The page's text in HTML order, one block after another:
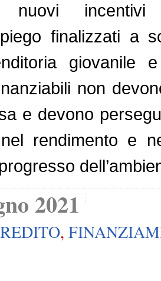
nuovi incentivi
finalizzati a
non
e devono
rendimento e
2021
,